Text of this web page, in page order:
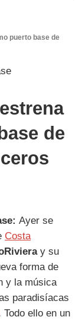
puerto base de
de
Ayer se
Costa
y su
forma de
y la música
paradisíacas
Todo ello en un